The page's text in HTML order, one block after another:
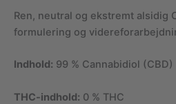
Ren, neutral og ekstremt alsidig
formulering og
Indhold: 99 % Cannabidiol (CBD)
THC-indhold: 0 % THC